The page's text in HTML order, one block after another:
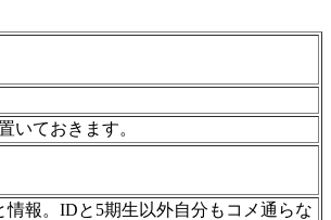
いておきます。
報。IDと5期生以外自分もコメ通らな